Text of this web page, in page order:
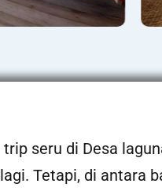
seru di Desa
Tetapi, di antara